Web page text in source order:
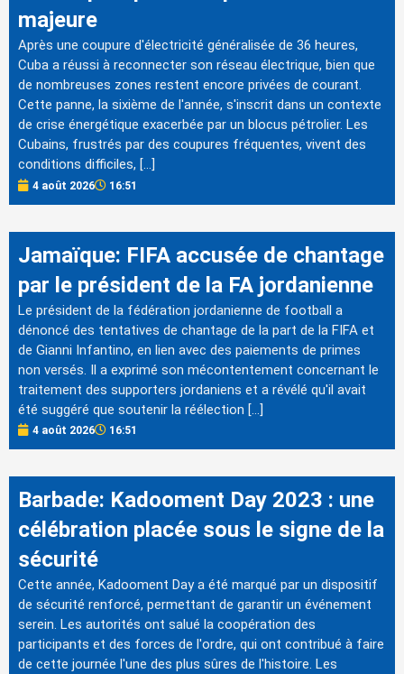
majeure
Après une coupure d'électricité généralisée de 36 heures,
Cuba a réussi à reconnecter son réseau électrique, bien que
de nombreuses zones restent encore privées de courant.
Cette panne, la sixième de l'année, s'inscrit dans un contexte
de crise énergétique exacerbée par un blocus pétrolier. Les
Cubains, frustrés par des coupures fréquentes, vivent des
conditions difficiles, […]
4 août 2026 16:51
Jamaïque: FIFA accusée de chantage
par le président de la FA jordanienne
Le président de la fédération jordanienne de football a
dénoncé des tentatives de chantage de la part de la FIFA et
de Gianni Infantino, en lien avec des paiements de primes
non versés. Il a exprimé son mécontentement concernant le
traitement des supporters jordaniens et a révélé qu'il avait
été suggéré que soutenir la réélection […]
4 août 2026 16:51
Barbade: Kadooment Day 2023 : une
célébration placée sous le signe de la
sécurité
Cette année, Kadooment Day a été marqué par un dispositif
de sécurité renforcé, permettant de garantir un événement
serein. Les autorités ont salué la coopération des
participants et des forces de l'ordre, qui ont contribué à faire
de cette journée l'une des plus sûres de l'histoire. Les